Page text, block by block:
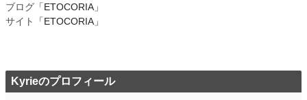
ブログ 「ETOCORIA」
サイト
「ETOCORIA」
Kyrieのプロフィール